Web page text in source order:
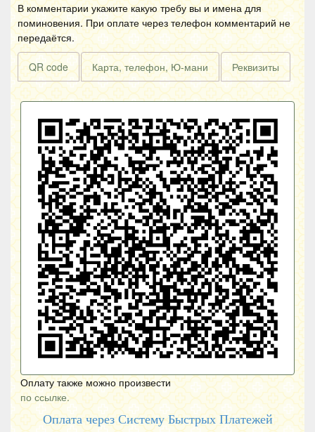
В комментарии укажите какую требу вы и имена для
поминовения. При оплате через телефон комментарий не
передаётся.
QR code Карта, телефон, Ю-мани Реквизиты
Оплату также можно произвести
по ссылке.
Оплата через Систему Быстрых Платежей